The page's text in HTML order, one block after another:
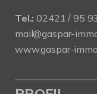
Tel.: 02421 / 95
mail@gaspar-
www.gaspar-